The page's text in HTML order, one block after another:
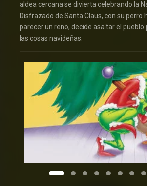
aldea cercana se divierta celebrando la
Disfrazado de Santa Claus, con su perro
parecer un reno, decide asaltar el pueblo
las cosas navideñas.